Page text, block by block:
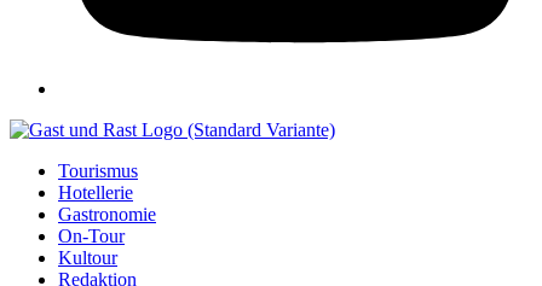
Tourismus
Hotellerie
Gastronomie
On-Tour
Kultour
Redaktion